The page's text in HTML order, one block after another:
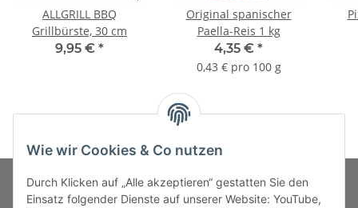
ALLGRILL BBQ
Grillbürste, 30 cm
9,95 € *
Original spanischer
Paella-Reis 1 kg
4,35 € *
0,43 € pro 100 g
Wie wir Cookies & Co nutzen
Durch Klicken auf „Alle akzeptieren“ gestatten Sie den
Einsatz folgender Dienste auf unserer Website: YouTube,